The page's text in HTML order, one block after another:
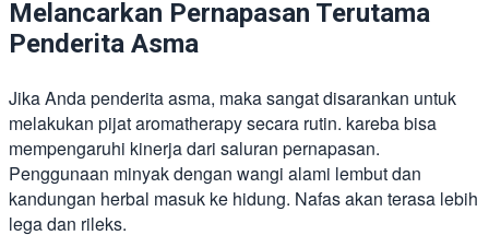
Melancarkan Pernapasan Terutama
Penderita Asma
Jika Anda penderita asma, maka sangat disarankan untuk
melakukan pijat aromatherapy secara rutin. kareba bisa
mempengaruhi kinerja dari saluran pernapasan.
Penggunaan minyak dengan wangi alami lembut dan
kandungan herbal masuk ke hidung. Nafas akan terasa lebih
lega dan rileks.